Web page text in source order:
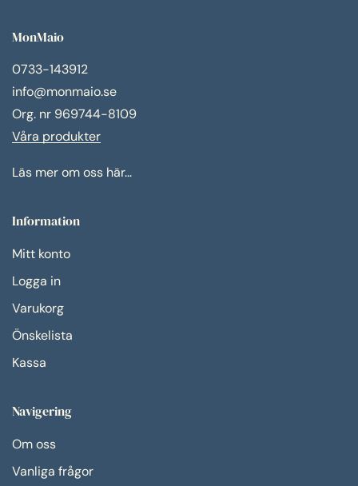
MonMaio
0733-143912
info@monmaio.se
Org. nr 969744-8109
Våra produkter
Läs mer om oss här...
Information
Mitt konto
Logga in
Varukorg
Önskelista
Kassa
Navigering
Om oss
Vanliga frågor